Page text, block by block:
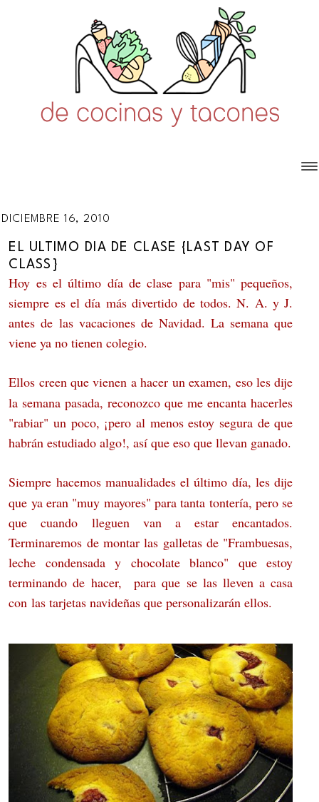
DICIEMBRE 16, 2010
EL ULTIMO DIA DE CLASE {LAST DAY OF
CLASS}
Hoy es el último día de clase para "mis" pequeños,
siempre es el día más divertido de todos. N. A. y J.
antes de las vacaciones de Navidad. La semana que
viene ya no tienen colegio.
Ellos creen que vienen a hacer un examen, eso les dije
la semana pasada, reconozco que me encanta hacerles
"rabiar" un poco, ¡pero al menos estoy segura de que
habrán estudiado algo!, así que eso que llevan ganado.
Siempre hacemos manualidades el último día, les dije
que ya eran "muy mayores" para tanta tontería, pero se
que cuando lleguen van a estar encantados.
Terminaremos de montar las galletas de "Frambuesas,
leche condensada y chocolate blanco" que estoy
terminando de hacer, para que se las lleven a casa
con las tarjetas navideñas que personalizarán ellos.